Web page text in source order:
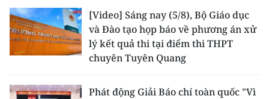
[Video] Sáng nay (5/8), Bộ Giáo dục
và Đào tạo họp báo về phương án xử
lý kết quả thi tại điểm thi THPT
chuyên Tuyên Quang
Phát động Giải Báo chí toàn quốc "Vì